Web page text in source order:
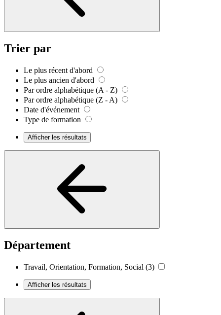
Trier par
Le plus récent d'abord
Le plus ancien d'abord
Par ordre alphabétique (A - Z)
Par ordre alphabétique (Z - A)
Date d'événement
Type de formation
Afficher les résultats
Département
Travail, Orientation, Formation, Social (3)
Afficher les résultats